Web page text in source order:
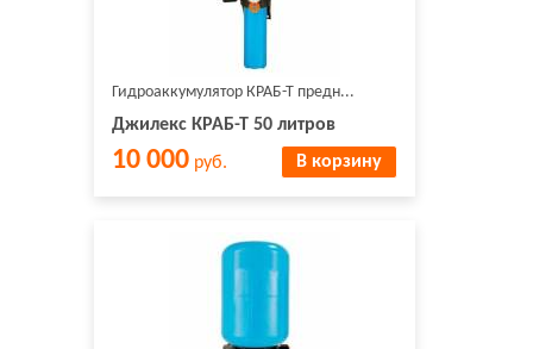
Гидроаккумулятор КРАБ-Т предн...
Джилекс КРАБ-Т 50 литров
10 000 руб. В корзину